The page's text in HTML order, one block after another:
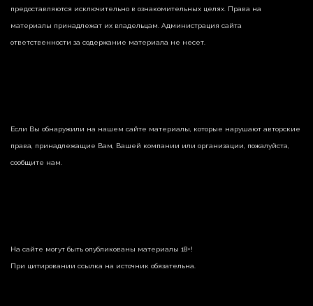
предоставляются исключительно в ознакомительных целях. Права на
материалы принадлежат их владельцам. Администрация сайта
ответственности за содержание материала не несет.
Если Вы обнаружили на нашем сайте материалы, которые нарушают авторские
права, принадлежащие Вам, Вашей компании или организации, пожалуйста,
сообщите нам.
На сайте могут быть опубликованы материалы 18+!
При цитировании ссылка на источник обязательна.